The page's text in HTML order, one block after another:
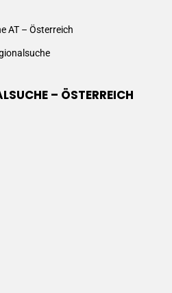
AT – Österreich
– ÖSTERREICH